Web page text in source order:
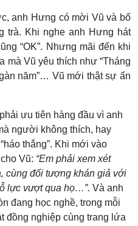
anh Hưng có mời Vũ và bố
trà. Khi nghe anh Hưng hát
“OK”. Nhưng mãi đến khi
mà Vũ yêu thích như “Tháng
năm”… Vũ mới thật sự ấn
ưu tiên hàng đầu vì anh
người không thích, hay
thắng”. Khi mới vào
Vũ: “Em phải xem xét
cùng đối tượng khán giả với
lực vượt qua họ…”. Và anh
đang học nghề, trong mỗi
đồng nghiệp cùng trang lứa